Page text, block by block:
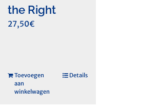
the Right
27,50€
Toevoegen
aan
winkelwagen
Details